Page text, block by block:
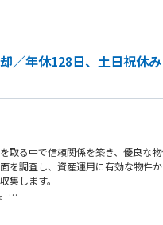
／年休128日、土日祝休み
る中で信頼関係を築き、優良な物
調査し、資産運用に有効な物件か
集します。